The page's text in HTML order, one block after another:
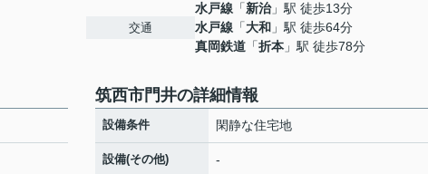
交通
水戸線 「新治」駅 徒歩13分
水戸線 「大和 」駅 徒歩64分
真岡鉄道 「折本 」駅 徒歩78分
筑西市門井の詳細情報
設備条件 閑静な住宅地
設備(その他) -